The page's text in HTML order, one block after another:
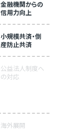
金融機関からの
信用力向上
小規模共済・倒
産防止共済
公益法人制度へ
の対応
海外展開